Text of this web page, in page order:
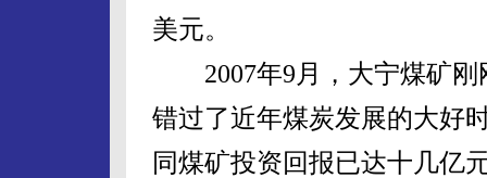
美元。
2007年9月，大宁煤矿刚
错过了近年煤炭发展的大好
同煤矿投资回报已达十几亿